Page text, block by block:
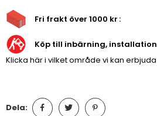
Fri frakt över 1000 kr
Köp till inbärning,
Klicka här i vilket område vi kan
Dela: